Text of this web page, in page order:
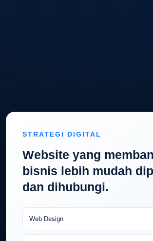
STRATEGI DIGITAL
Website yang
bisnis lebih mudah
dan dihubungi.
Web Design